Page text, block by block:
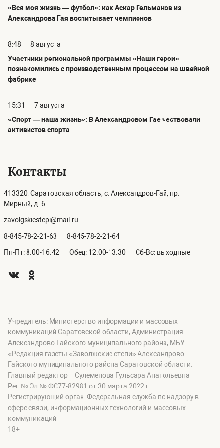
«Вся моя жизнь — футбол»: как Аскар Гельманов из
Александрова Гая воспитывает чемпионов
8:48
8 августа
Участники региональной программы «Наши герои»
познакомились с производственным процессом на швейной
фабрике
15:31
7 августа
«Спорт — наша жизнь»: В Александровом Гае чествовали
активистов спорта
Контакты
413320, Саратовская область, с. Александров-Гай, пр.
Мирный, д. 6
zavolgskiestepi@mail.ru
8-845-78-2-21-63 8-845-78-2-21-64
Пн-Пт: 8.00-16.42 Обед: 12.00-13.30 Сб-Вс: выходные
Учредитель: Министерство информации и массовых
коммуникаций Саратовской области; Администрация
Александрово-Гайского муниципального района; МБУ
«Редакция газеты «Заволжские степи» Александрово-
Гайского муниципального района Саратовской области.
Главный редактор – Сулеменова Гульсара Анатольевна
Рег.№ Эл № ФС77-82981 от 30 марта 2022 г.
Регистрирующий орган: Федеральная служба по надзору в
сфере связи, информационных технологий и массовых
коммуникаций
18+